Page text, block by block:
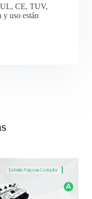
UL, CE, TUV,
y uso están